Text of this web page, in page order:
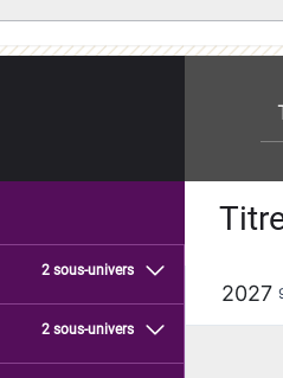
2 sous-univers
2 sous-univers
2027